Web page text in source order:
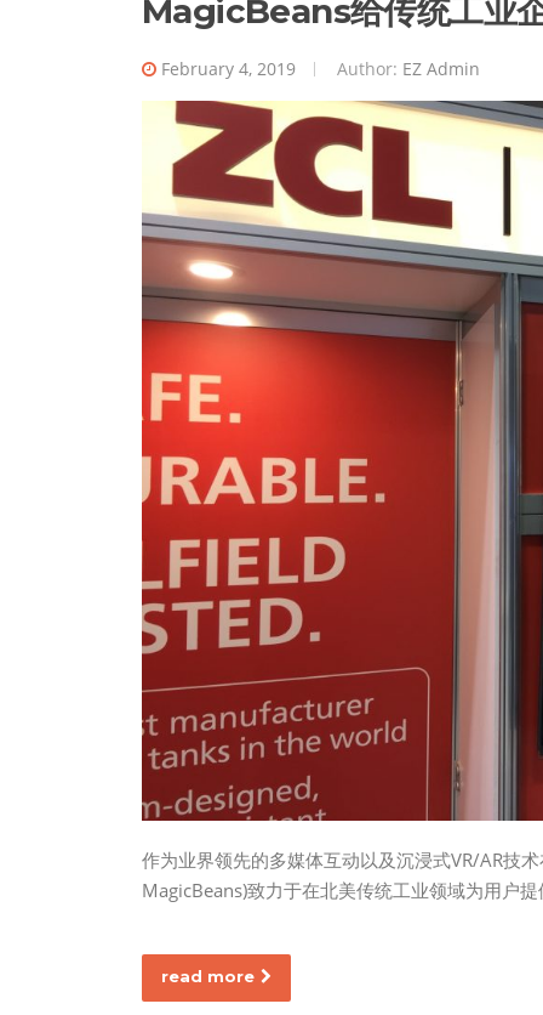
MagicBeans给传统工业
February 4, 2019 Author: EZ Admin
作为业界领先的多媒体互动以及沉浸式VR/AR技
MagicBeans)致力于在北美传统工业领域为用户
read more